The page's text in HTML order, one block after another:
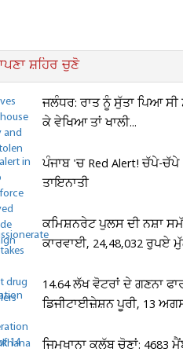
ਸ਼ਹਿਰ ਚੁਣੋ
ਜਲੰਧਰ: ਰਾਤ ਨੂੰ ਸੁੱਤਾ ਪਿਆ
ਕੇ ਵੇਖਿਆ ਤਾਂ ਖਾਲੀ...
ਪੰਜਾਬ 'ਚ Red Alert! ਚੱਪੇ-
ਤਾਇਨਾਤੀ
ਕਮਿਸ਼ਨਰੇਟ ਪੁਲਸ ਦੀ ਨਸ਼ਾ
ਕਾਰਵਾਈ, 24,48,032 ਰੁਪਏ
14.64 ਲੱਖ ਵੋਟਰਾਂ ਦੇ ਗਣਨਾ
ਡਿਜੀਟਾਈਜ਼ੇਸ਼ਨ ਪੂਰੀ, 13
ਜਿਮਖਾਨਾ ਕਲੱਬ ਚੋਣਾਂ: 4683